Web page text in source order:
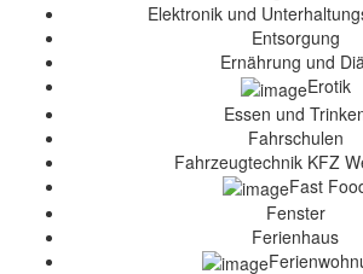
Elektronik und
Entsorgung
Ernährung und
Erotik
Essen und
Fahrschulen
Fahrzeugtechnik KFZ
Fast
Fenster
Ferienhaus